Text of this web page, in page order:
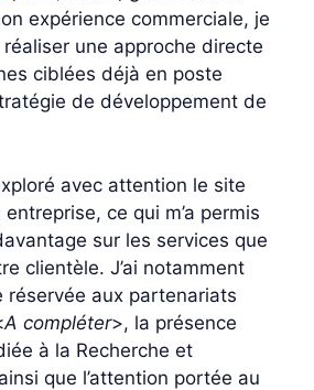
expérience commerciale, je
réaliser une approche directe
ciblées déjà en poste
de développement de
avec attention le site
ce qui m’a permis
sur les services que
clientèle. J’ai notamment
réservée aux partenariats
A compléter>, la présence
à la Recherche et
que l’attention portée au